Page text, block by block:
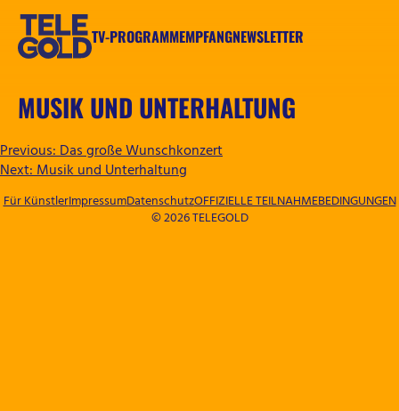
Zum
springen
TV-PROGRAMMEMPFANGNEWSLETTER
MUSIK UND UNTERHALTUNG
BEITRAGSNAVIGATION
Previous:Das große Wunschkonzert
Next:Musik und Unterhaltung
© 2026 TELEGOLD
Für KünstlerImpressumDatenschutzOFFIZIELLE TEILNAHMEBEDINGUNGEN